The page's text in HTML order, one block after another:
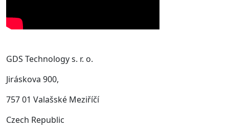
GDS Technology s. r. o.
Jiráskova 900,
757 01 Valašské Meziříčí
Czech Republic